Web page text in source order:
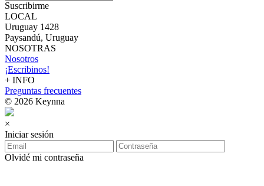
Suscribirme
LOCAL
Uruguay 1428
Paysandú, Uruguay
NOSOTRAS
Nosotros
¡Escribinos!
+ INFO
Preguntas frecuentes
© 2026 Keynna
×
Iniciar sesión
Olvidé mi contraseña